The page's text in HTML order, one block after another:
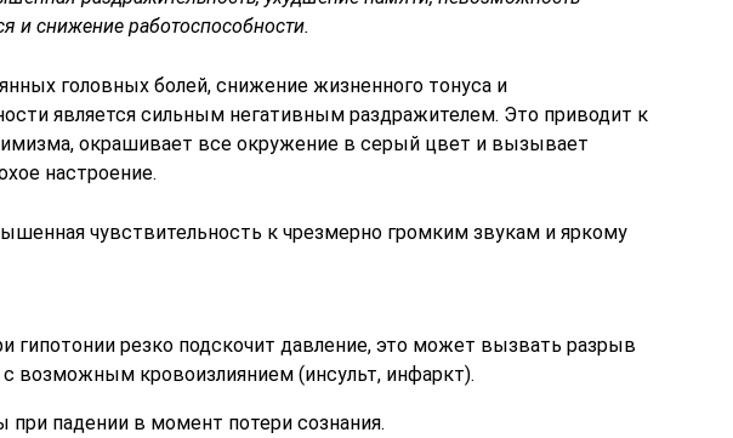
и снижение работоспособности.
головных болей, снижение жизненного тонуса и
является сильным негативным раздражителем. Это приводит к
окрашивает все окружение в серый цвет и вызывает
настроение.
чувствительность к чрезмерно громким звукам и яркому
гипотонии резко подскочит давление, это может вызвать разрыв
с возможным кровоизлиянием (инсульт, инфаркт).
при падении в момент потери сознания.